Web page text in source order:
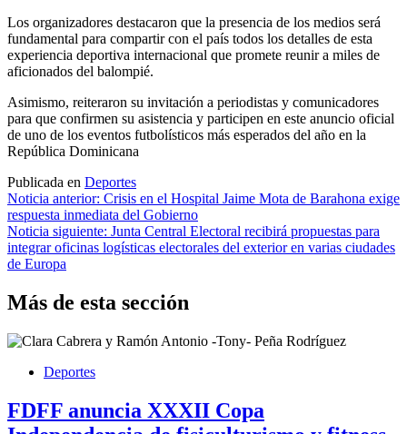
Los organizadores destacaron que la presencia de los medios será
fundamental para compartir con el país todos los detalles de esta
experiencia deportiva internacional que promete reunir a miles de
aficionados del balompié.
Asimismo, reiteraron su invitación a periodistas y comunicadores
para que confirmen su asistencia y participen en este anuncio oficial
de uno de los eventos futbolísticos más esperados del año en la
República Dominicana
Publicada en Deportes
Navegación
de
entradas
Noticia anterior: Crisis en el Hospital Jaime Mota de Barahona exige
respuesta inmediata del Gobierno
Noticia siguiente: Junta Central Electoral recibirá propuestas para
integrar oficinas logísticas electorales del exterior en varias ciudades
de Europa
Más de esta sección
Deportes
FDFF anuncia XXXII Copa